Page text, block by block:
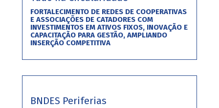
FORTALECIMENTO DE REDES DE COOPERATIVAS
E ASSOCIAÇÕES DE CATADORES COM
INVESTIMENTOS EM ATIVOS FIXOS, INOVAÇÃO E
CAPACITAÇÃO PARA GESTÃO, AMPLIANDO
INSERÇÃO COMPETITIVA
BNDES Periferias